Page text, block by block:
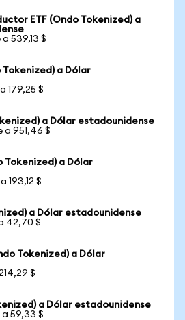
ETF (Ondo Tokenized) a
539,13 $
a Dólar
179,25 $
a Dólar estadounidense
a 951,46 $
Tokenized) a Dólar
193,12 $
a Dólar estadounidense
42,70 $
Tokenized) a Dólar
$
a Dólar estadounidense
a 59,33 $